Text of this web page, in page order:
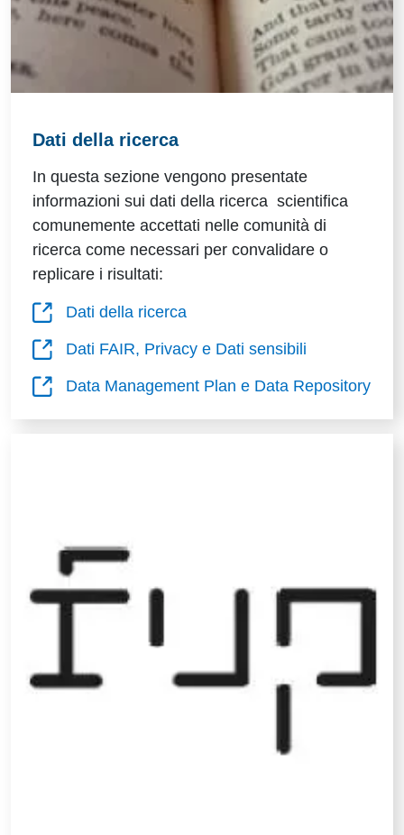
Dati della ricerca
In questa sezione vengono presentate
informazioni sui dati della ricerca scientifica
comunemente accettati nelle comunità di
ricerca come necessari per convalidare o
replicare i risultati:
Dati della ricerca
Dati FAIR, Privacy e Dati sensibili
Data Management Plan e Data Repository